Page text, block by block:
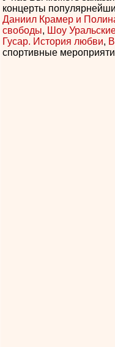
концерты
Даниил Крамер и
свободы, Шоу
Гусар. История любви,
спортивные